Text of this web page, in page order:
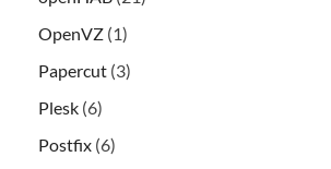
OpenVZ (1)
Papercut (3)
Plesk (6)
Postfix (6)